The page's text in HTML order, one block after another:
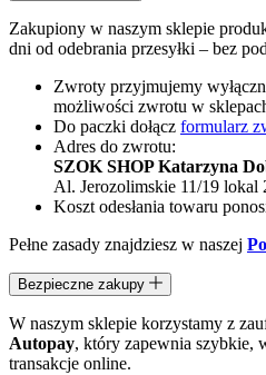
Zakupiony w naszym sklepie
dni od odebrania przesyłki – bez
Zwroty przyjmujemy
możliwości zwrotu w
Do paczki dołącz formularz
Adres do zwrotu:
SZOK SHOP Katarzyna
Al. Jerozolimskie 11/19 lokal
Koszt odesłania towaru
Pełne zasady znajdziesz w naszej
Bezpieczne zakupy
W naszym sklepie korzystamy z
Autopay, który zapewnia szybkie,
transakcje online.